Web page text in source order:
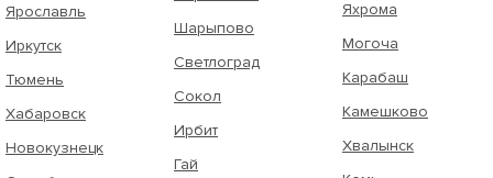
Ярославль
Иркутск
Тюмень
Хабаровск
Новокузнецк
Шарыпово
Светлоград
Сокол
Ирбит
Гай
Яхрома
Могоча
Карабаш
Камешково
Хвалынск